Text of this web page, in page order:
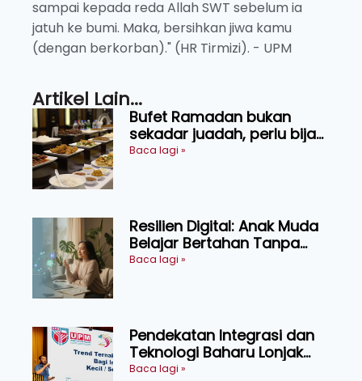
sampai kepada reda Allah SWT sebelum ia
jatuh ke bumi. Maka, bersihkan jiwa kamu
(dengan berkorban)." (HR Tirmizi). - UPM
Artikel Lain...
Bufet Ramadan bukan
sekadar juadah, perlu bijak
memilih dan selamat
Baca lagi »
Resilien Digital: Anak Muda
Belajar Bertahan Tanpa
Perlu Menekan Diri
Baca lagi »
Pendekatan Integrasi dan
Teknologi Baharu Lonjak
Produktiviti Ternakan
Baca lagi »